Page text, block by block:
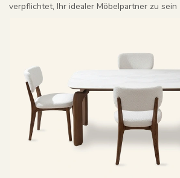
verpflichtet, Ihr idealer Möbelpartner zu sein